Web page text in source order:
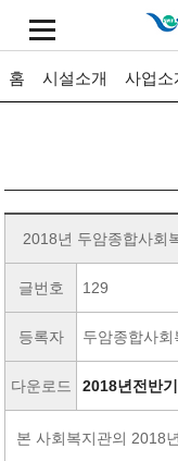
홈 시설소개 사업소
2018년 두암종합사회
글번호 129
등록자 두암종합사회
다운로드 2018년전반
본 사회복지관의 2018